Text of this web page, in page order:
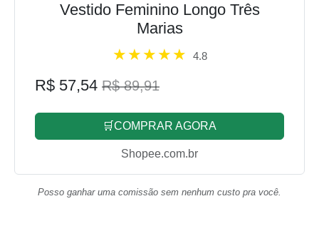
Vestido Feminino Longo Três
Marias
4.8
R$ 57,54 R$ 89,91
🛒COMPRAR AGORA
Shopee.com.br
Posso ganhar uma comissão sem nenhum custo pra você.